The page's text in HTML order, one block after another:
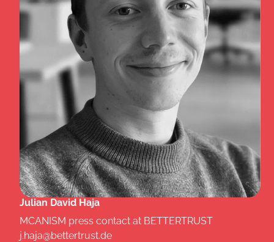
Julian David Haja
MCANISM press contact at BETTERTRUST
j.haja@bettertrust.de